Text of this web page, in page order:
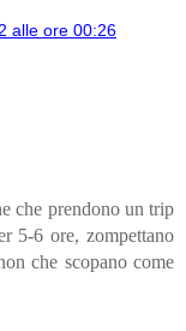
alle ore 00:26
che prendono un trip
5-6 ore, zompettano
che scopano come